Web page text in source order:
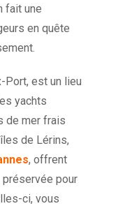
fait une
en quête
Port, est un lieu
yachts
de mer frais
de Lérins,
, offrent
pour
ci, vous